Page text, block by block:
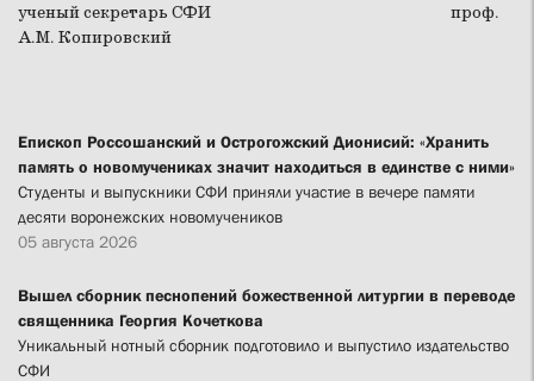
ученый секретарь СФИ проф.
А.М. Копировский
Епископ Россошанский и Острогожский Дионисий: «Хранить
память о новомучениках значит находиться в единстве с ними»
Студенты и выпускники СФИ приняли участие в вечере памяти
десяти воронежских новомучеников
05 августа 2026
Вышел сборник песнопений божественной литургии в переводе
священника Георгия Кочеткова
Уникальный нотный сборник подготовило и выпустило издательство
СФИ